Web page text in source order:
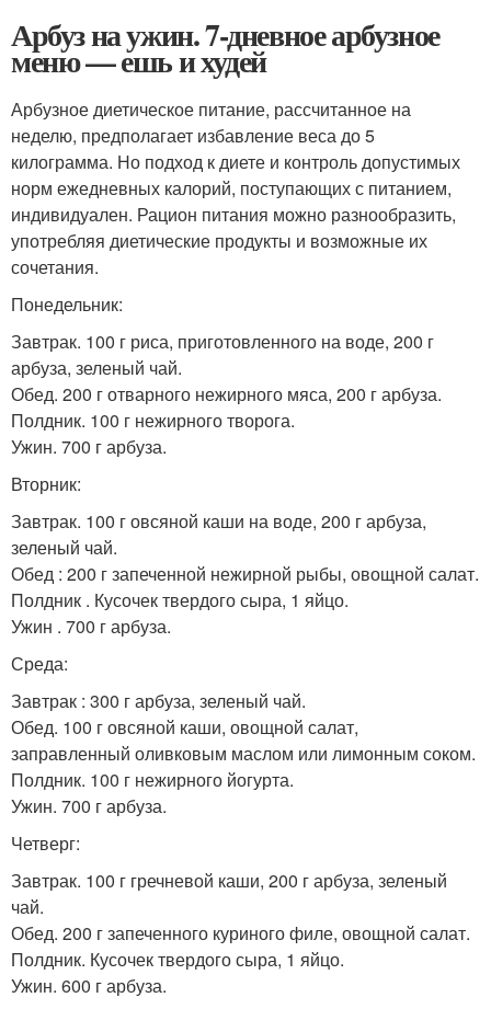
Арбуз на ужин. 7-дневное арбузное
меню — ешь и худей
Арбузное диетическое питание, рассчитанное на
неделю, предполагает избавление веса до 5
килограмма. Но подход к диете и контроль допустимых
норм ежедневных калорий, поступающих с питанием,
индивидуален. Рацион питания можно разнообразить,
употребляя диетические продукты и возможные их
сочетания.
Понедельник:
Завтрак. 100 г риса, приготовленного на воде, 200 г
арбуза, зеленый чай.
Обед. 200 г отварного нежирного мяса, 200 г арбуза.
Полдник. 100 г нежирного творога.
Ужин. 700 г арбуза.
Вторник:
Завтрак. 100 г овсяной каши на воде, 200 г арбуза,
зеленый чай.
Обед : 200 г запеченной нежирной рыбы, овощной салат.
Полдник . Кусочек твердого сыра, 1 яйцо.
Ужин . 700 г арбуза.
Среда:
Завтрак : 300 г арбуза, зеленый чай.
Обед. 100 г овсяной каши, овощной салат,
заправленный оливковым маслом или лимонным соком.
Полдник. 100 г нежирного йогурта.
Ужин. 700 г арбуза.
Четверг:
Завтрак. 100 г гречневой каши, 200 г арбуза, зеленый
чай.
Обед. 200 г запеченного куриного филе, овощной салат.
Полдник. Кусочек твердого сыра, 1 яйцо.
Ужин. 600 г арбуза.